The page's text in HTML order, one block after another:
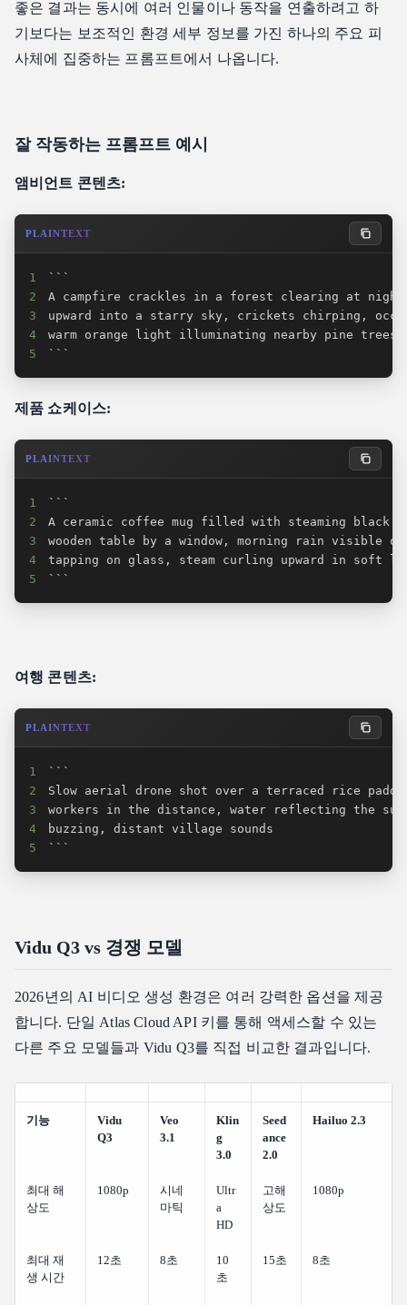
좋은 결과는 동시에 여러 인물이나 동작을 연출하려고 하
기보다는 보조적인 환경 세부 정보를 가진 하나의 주요 피
사체에 집중하는 프롬프트에서 나옵니다.
잘 작동하는 프롬프트 예시
앰비언트 콘텐츠:
PLAINTEXT
1
2
3
4
5
```
제품 쇼케이스:
PLAINTEXT
1
2
3
4
5
```
여행 콘텐츠:
PLAINTEXT
1
2
3
4
5
```
Vidu Q3 vs 경쟁 모델
2026년의 AI 비디오 생성 환경은 여러 강력한 옵션을 제공
합니다. 단일 Atlas Cloud API 키를 통해 액세스할 수 있는
다른 주요 모델들과 Vidu Q3를 직접 비교한 결과입니다.
기능
Vidu
Q3
Veo
3.1
Klin
g
3.0
Seed
ance
2.0
Hailuo 2.3
최대 해
상도
1080p
시네
마틱
Ultr
a
HD
고해
상도
1080p
최대 재
생 시간
12초 8초
10
초
15초 8초